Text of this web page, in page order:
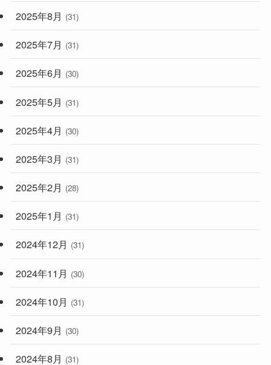
2025年8月 (31)
2025年7月 (31)
2025年6月 (30)
2025年5月 (31)
2025年4月 (30)
2025年3月 (31)
2025年2月 (28)
2025年1月 (31)
2024年12月 (31)
2024年11月 (30)
2024年10月 (31)
2024年9月 (30)
2024年8月 (31)